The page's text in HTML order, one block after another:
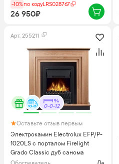
-10%по кодуLRS028767
26 950₽
Арт. 255211
0-0-12
Оставьте отзыв первым
Электрокамин Electrolux EFP/P-
1020LS с порталом Firelight
Grado Classic дуб санома